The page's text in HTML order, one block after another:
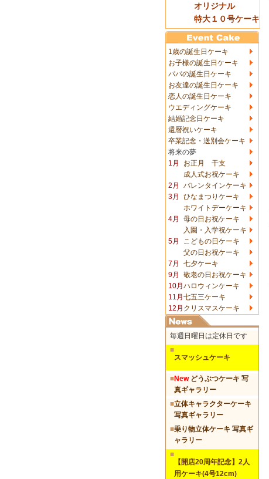
オリジナル
特大１０号ケーキ
1歳の誕生日ケーキ
お子様の誕生日ケーキ
パパの誕生日ケーキ
お友達の誕生日ケーキ
恋人の誕生日ケーキ
ウエディングケーキ
結婚記念日ケーキ
還暦祝いケーキ
卒業記念・送別会ケーキ
将来の夢
1月
お正月 干支
成人式お祝ケーキ
2月
バレンタインケーキ
3月
ひなまつりケーキ
ホワイトデーケーキ
4月
母の日お祝ケーキ
入園・入学祝ケーキ
5月
こどもの日ケーキ
父の日お祝ケーキ
7月
七夕ケーキ
9月
敬老の日お祝ケーキ
10月 ハロウィンケーキ
11月 七五三ケーキ
12月 クリスマスケーキ
毎週日曜日は定休日です
■
スマッシュケーキ
■Newどうぶつケーキ 写
真ギャラリー
■立体キャラクターケーキ
写真ギャラリー
■乗り物立体ケーキ 写真ギ
ャラリー
■
【開店20周年記念】2人
用ケーキ(4号12cm)